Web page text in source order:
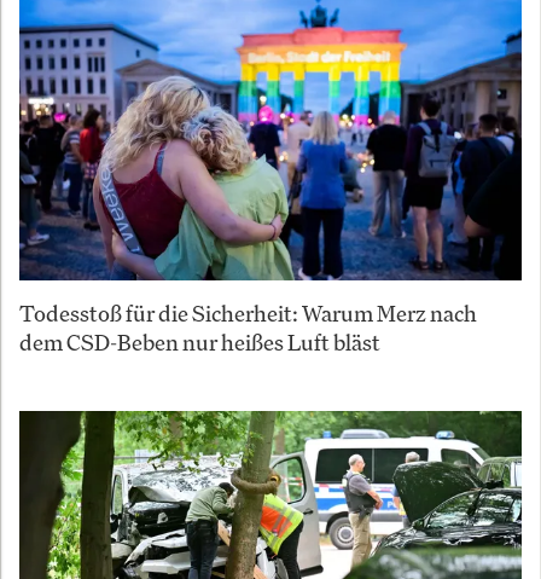
Todesstoß für die Sicherheit: Warum Merz nach
dem CSD-Beben nur heißes Luft bläst